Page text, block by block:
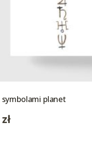
symbolami planet
zł